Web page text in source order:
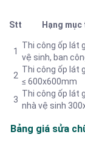
Stt Hạng
1
Thi công ốp lát
vệ sinh, ban
2
Thi công ốp lát
≤ 600x600mm
3
Thi công ốp lát
nhà vệ sinh
Bảng giá sửa